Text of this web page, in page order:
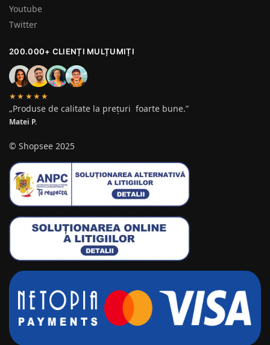
Youtube
Twitter
200.000+ CLIENȚI MULȚUMIȚI
★★★★★
„Produse de calitate la prețuri foarte bune.”
Matei P.
© Shopsee 2025